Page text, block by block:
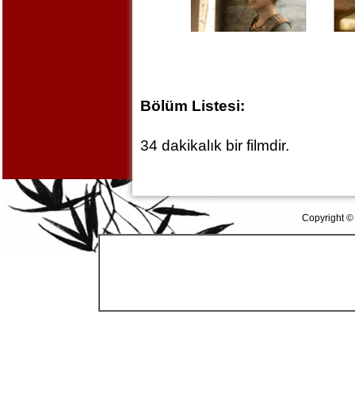
Bölüm Listesi:
34 dakikalık bir filmdir.
Copyright ©